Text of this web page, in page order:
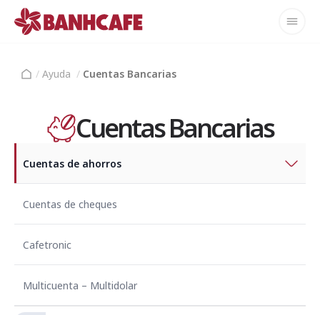
/ Ayuda / Cuentas Bancarias
Cuentas Bancarias
Cuentas de ahorros
Cuentas de cheques
Cafetronic
Multicuenta – Multidolar